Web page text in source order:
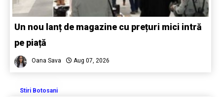
Un nou lanț de magazine cu prețuri mici intră
pe piață
Oana Sava Aug 07, 2026
Stiri Botosani